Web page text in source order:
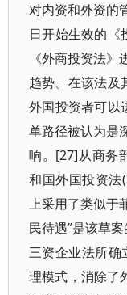
对内资和外资的
日开始生效的《
《外商投资法
趋势。在该法及
外国投资者可以
单路径被认为是
响。[27]从商务
和国外国投资法
上采用了类似于
民待遇”是该草
三资企业法所确
理模式，消除了